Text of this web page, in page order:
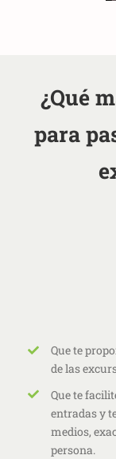
¿Qué
para
Que te
de las
Que te
entradas y
medios,
persona.